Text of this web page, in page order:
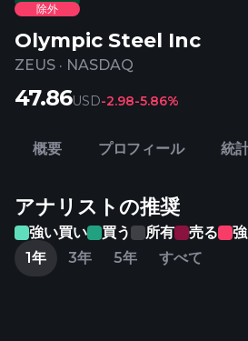
除外
Olympic Steel Inc
ZEUS · NASDAQ
47.86USD-2.98-5.86%
概要 プロフィール 統
アナリストの推奨
強い買い
買う 所有 売る
1年
3年 5年 すべて